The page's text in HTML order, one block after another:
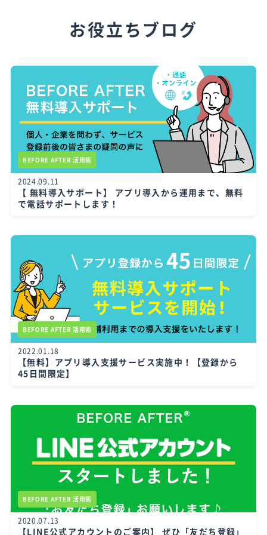
お役立ちブログ
BEFORE AFTER 活用術
2024.09.11
【 無料導入サポート】 アプリ導入から運用まで、無料
で電話サポートします！
BEFORE AFTER 活用術
2022.01.18
【無料】アプリ導入支援サービス実施中！【登録から
45日間限定】
BEFORE AFTER 活用術
2020.07.13
【LINE公式アカウントのご案内】 ぜひ「友だち登録」